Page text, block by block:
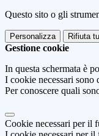
Questo sito o gli
Personalizza Rifiuta
Gestione cookie
In questa schermata è
I cookie necessari
Per conoscere quali
Cookie necessari per il